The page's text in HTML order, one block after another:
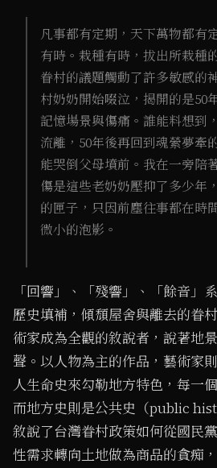
凡事都有定期，天下萬物都有
有時。栽種有時，拔出所栽種
眷村的議題觸動了許多敏感的
村奶奶開始啜泣，揭開的是50
記憶場景與傷痛。誰能料想到
流離，50年後再回到魂縈夢牽
能哭倒父母墳前。我在一旁陪
傷是這些老奶奶壓抑了多少年
的匣子，只因前塵往事都在時
微小的泡影。
「回響」、「殘響」、「餘音」
歷史填補，傾頹屋舍與離去的眷
術家成為全觀的敘說者，說著地
聲。以人物為主的作品，藝術家
人生命史來勾勒地方特色，每一
而地方史則是公共史（public
敘說了台灣眷村政策如何從國民
性需求轉向土地做為商品的貪痴